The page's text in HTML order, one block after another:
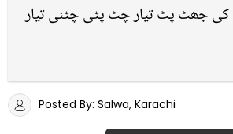
کی جھٹ پٹ تیار چٹ پٹی چٹنی تیار
Posted By: Salwa, Karachi